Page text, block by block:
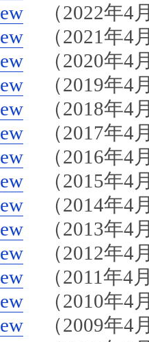
（2022年4
（2021年4
（2020年4
（2019年4
（2018年4
（2017年4
（2016年4
（2015年4
（2014年4
（2013年4
（2012年4
（2011年4
（2010年4
（2009年4